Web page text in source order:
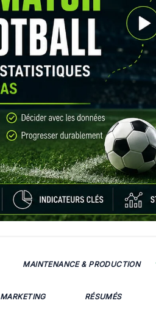
MAINTENANCE & PRODUCTION
MARKETING RÉSUMÉS